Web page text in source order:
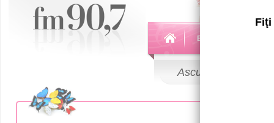
Fiţi
Echipa
Ascultă